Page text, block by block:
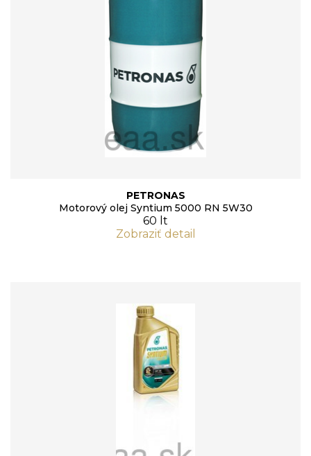
PETRONAS
Motorový olej Syntium 5000 RN 5W30
60 lt
Zobraziť detail